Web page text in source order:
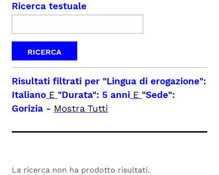
Ricerca testuale
Risultati filtrati per "Lingua di erogazione":
Italiano E "Durata": 5 anni E "Sede":
Gorizia - Mostra Tutti
La ricerca non ha prodotto risultati.